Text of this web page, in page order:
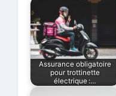
Assurance obligatoire
pour trottinette
électrique :…